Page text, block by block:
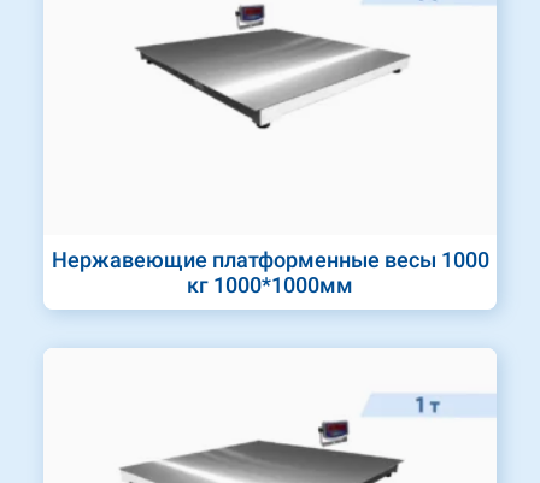
Нержавеющие платформенные весы 1000
кг 1000*1000мм